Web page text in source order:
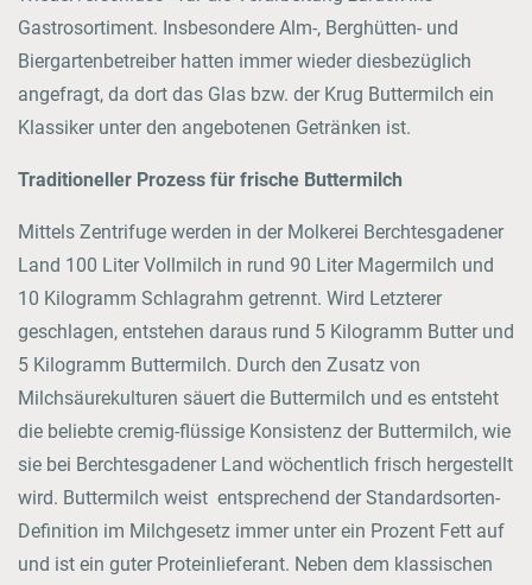
Gastrosortiment. Insbesondere Alm-, Berghütten- und
Biergartenbetreiber hatten immer wieder diesbezüglich
angefragt, da dort das Glas bzw. der Krug Buttermilch ein
Klassiker unter den angebotenen Getränken ist.
Traditioneller Prozess für frische Buttermilch
Mittels Zentrifuge werden in der Molkerei Berchtesgadener
Land 100 Liter Vollmilch in rund 90 Liter Magermilch und
10 Kilogramm Schlagrahm getrennt. Wird Letzterer
geschlagen, entstehen daraus rund 5 Kilogramm Butter und
5 Kilogramm Buttermilch. Durch den Zusatz von
Milchsäurekulturen säuert die Buttermilch und es entsteht
die beliebte cremig-flüssige Konsistenz der Buttermilch, wie
sie bei Berchtesgadener Land wöchentlich frisch hergestellt
wird. Buttermilch weist entsprechend der Standardsorten-
Definition im Milchgesetz immer unter ein Prozent Fett auf
und ist ein guter Proteinlieferant. Neben dem klassischen